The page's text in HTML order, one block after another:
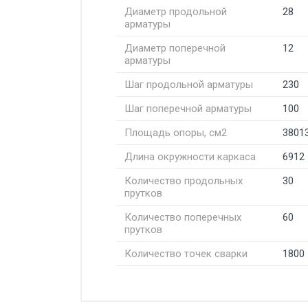
Диаметр продольной
арматуры
28
Диаметр поперечной
арматуры
12
Шаг продольной арматуры
230
Шаг поперечной арматуры
100
Площадь опоры, см2
Длина окружности каркаса
6912
Количество продольных
прутков
30
Количество поперечных
прутков
60
Количество точек сварки 1800